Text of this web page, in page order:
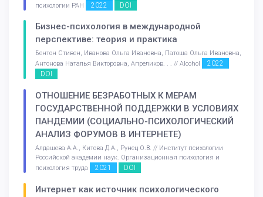
психологии РАН
2022 DOI
Бизнес-психология в международной
перспективе: теория и практика
Бентон Стивен, Иванова Ольга Ивановна, Патоша Ольга Ивановна,
Антонова Наталья Викторовна, Апреликов. . . // Alcohol
2022
DOI
ОТНОШЕНИЕ БЕЗРАБОТНЫХ К МЕРАМ
ГОСУДАРСТВЕННОЙ ПОДДЕРЖКИ В УСЛОВИЯХ
ПАНДЕМИИ (СОЦИАЛЬНО-ПСИХОЛОГИЧЕСКИЙ
АНАЛИЗ ФОРУМОВ В ИНТЕРНЕТЕ)
Алдашева А.А., Китова Д.А., Рунец О.В. // Институт психологии
Российской академии наук. Организационная психология и
психология труда
2021 DOI
Интернет как источник психологического